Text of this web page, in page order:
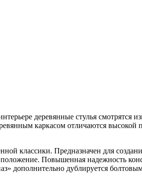
деревянные стулья
каркасом отличаются высокой
классики. Предназначен для
Повышенная надежность
дополнительно дублируется